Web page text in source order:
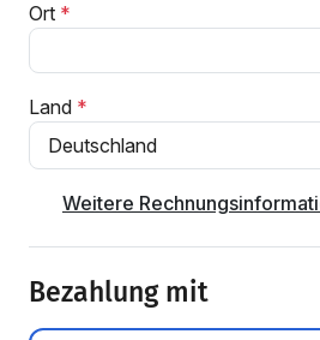
Ort
Land
Weitere
Bezahlung mit